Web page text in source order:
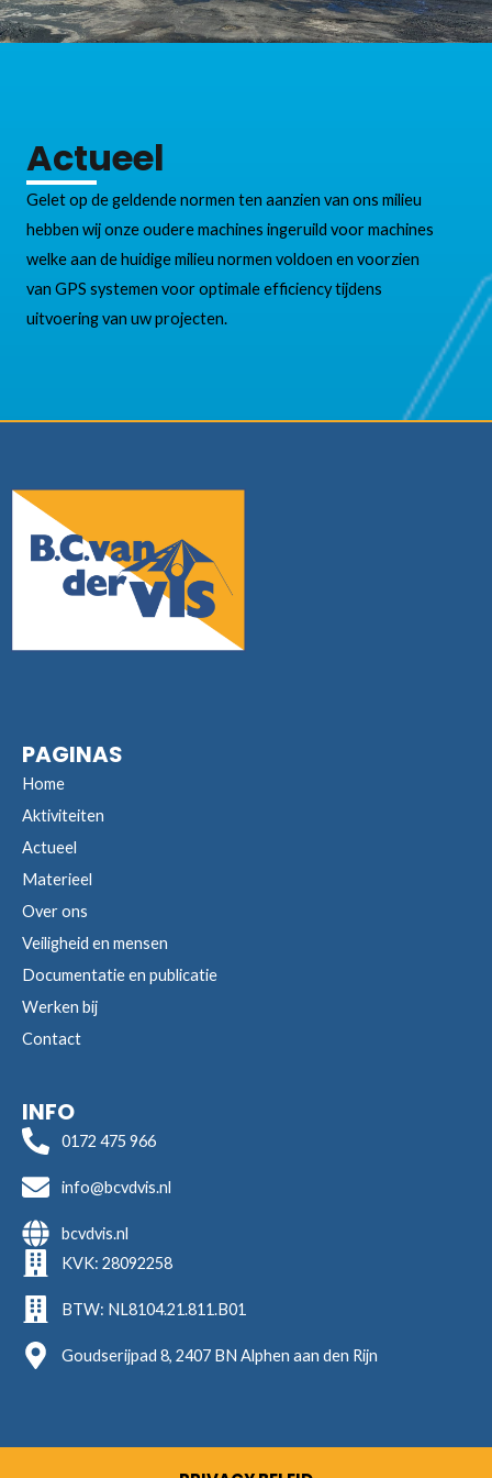
Actueel
Gelet op de geldende normen ten aanzien van ons milieu
hebben wij onze oudere machines ingeruild voor machines
welke aan de huidige milieu normen voldoen en voorzien
van GPS systemen voor optimale efficiency tijdens
uitvoering van uw projecten.
PAGINAS
Home
Aktiviteiten
Actueel
Materieel
Over ons
Veiligheid en mensen
Documentatie en publicatie
Werken bij
Contact
INFO
0172 475 966
info@bcvdvis.nl
bcvdvis.nl
KVK: 28092258
BTW: NL8104.21.811.B01
Goudserijpad 8, 2407 BN Alphen aan den Rijn